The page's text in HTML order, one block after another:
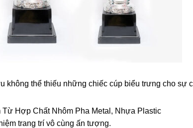
không thể thiếu những chiếc cúp biểu trưng cho sự
Hợp Chất Nhôm Pha Metal, Nhựa Plastic
trang trí vô cùng ấn tượng.